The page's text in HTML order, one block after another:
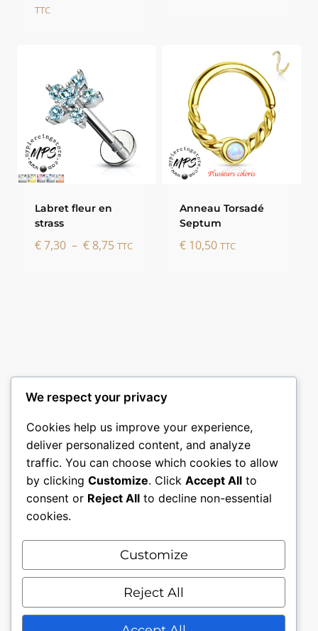
TTC
Labret fleur en
strass
€7,30 – €8,75Plage
TTC
Anneau Torsadé
Septum
€10,50 TTC
Mon compte
Nous contacter.
Conditions générales.
Politique de confidentialité
We respect your privacy
Cookies help us improve your experience,
deliver personalized content, and analyze
traffic. You can choose which cookies to allow
by clicking Customize. Click Accept All to
consent or Reject All to decline non-essential
cookies.
Customize
Reject All